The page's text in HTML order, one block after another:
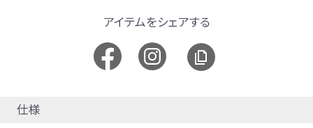
アイテムをシェアする
仕様